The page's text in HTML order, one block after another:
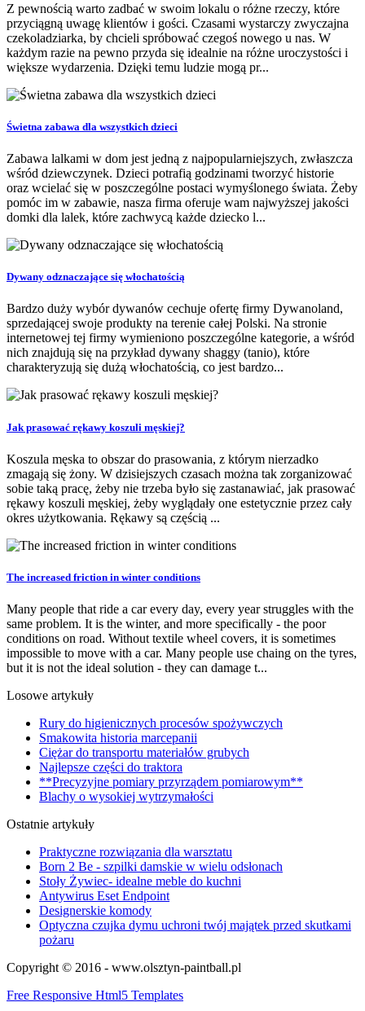
Z pewnością warto zadbać w swoim lokalu o różne rzeczy, które
przyciągną uwagę klientów i gości. Czasami wystarczy zwyczajna
czekoladziarka, by chcieli spróbować czegoś nowego u nas. W
każdym razie na pewno przyda się idealnie na różne uroczystości i
większe wydarzenia. Dzięki temu ludzie mogą pr...
Świetna zabawa dla wszystkich dzieci
Zabawa lalkami w dom jest jedną z najpopularniejszych, zwłaszcza
wśród dziewczynek. Dzieci potrafią godzinami tworzyć historie
oraz wcielać się w poszczególne postaci wymyślonego świata. Żeby
pomóc im w zabawie, nasza firma oferuje wam najwyższej jakości
domki dla lalek, które zachwycą każde dziecko l...
Dywany odznaczające się włochatością
Bardzo duży wybór dywanów cechuje ofertę firmy Dywanoland,
sprzedającej swoje produkty na terenie całej Polski. Na stronie
internetowej tej firmy wymieniono poszczególne kategorie, a wśród
nich znajdują się na przykład dywany shaggy (tanio), które
charakteryzują się dużą włochatością, co jest bardzo...
Jak prasować rękawy koszuli męskiej?
Koszula męska to obszar do prasowania, z którym nierzadko
zmagają się żony. W dzisiejszych czasach można tak zorganizować
sobie taką pracę, żeby nie trzeba było się zastanawiać, jak prasować
rękawy koszuli męskiej, żeby wyglądały one estetycznie przez cały
okres użytkowania. Rękawy są częścią ...
The increased friction in winter conditions
Many people that ride a car every day, every year struggles with the
same problem. It is the winter, and more specifically - the poor
conditions on road. Without textile wheel covers, it is sometimes
impossible to move with a car. Many people use chaing on the tyres,
but it is not the ideal solution - they can damage t...
Losowe artykuły
Rury do higienicznych procesów spożywczych
Smakowita historia marcepanii
Ciężar do transportu materiałów grubych
Najlepsze części do traktora
**Precyzyjne pomiary przyrządem pomiarowym**
Blachy o wysokiej wytrzymałości
Ostatnie artykuły
Praktyczne rozwiązania dla warsztatu
Born 2 Be - szpilki damskie w wielu odsłonach
Stoły Żywiec- idealne meble do kuchni
Antywirus Eset Endpoint
Designerskie komody
Optyczna czujka dymu uchroni twój majątek przed skutkami
pożaru
Copyright © 2016 - www.olsztyn-paintball.pl
Free Responsive Html5 Templates